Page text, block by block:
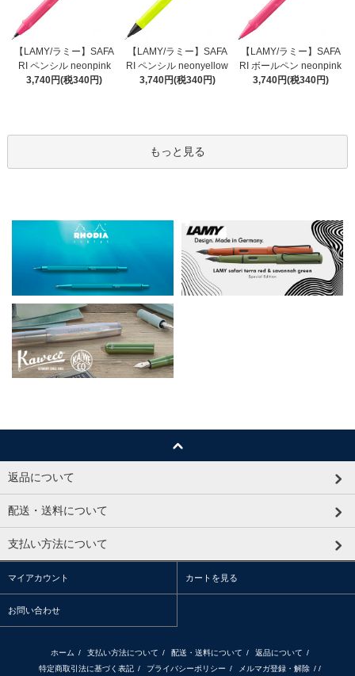
【LAMY/ラミー】SAFA
RI ペンシル neonpink
3,740円(税340円)
【LAMY/ラミー】SAFA
RI ペンシル neonyellow
3,740円(税340円)
【LAMY/ラミー】SAFA
RI ボールペン neonpink
3,740円(税340円)
もっと見る
返品について
配送・送料について
支払い方法について
マイアカウント カートを見る
お問い合わせ
ホーム / 支払い方法について / 配送・送料について / 返品について /
特定商取引法に基づく表記 / プライバシーポリシー / メルマガ登録・解除 / /